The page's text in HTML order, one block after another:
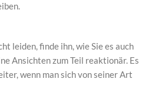
leiden, finde ihn, wie Sie es auch
Ansichten zum Teil reaktionär. Es
wenn man sich von seiner Art